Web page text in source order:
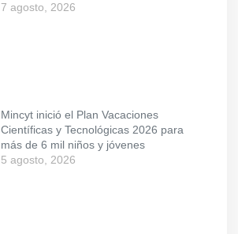
7 agosto, 2026
Mincyt inició el Plan Vacaciones
Científicas y Tecnológicas 2026 para
más de 6 mil niños y jóvenes
5 agosto, 2026